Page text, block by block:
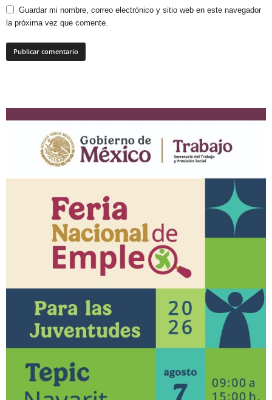
Guardar mi nombre, correo electrónico y sitio web en este navegador
la próxima vez que comente.